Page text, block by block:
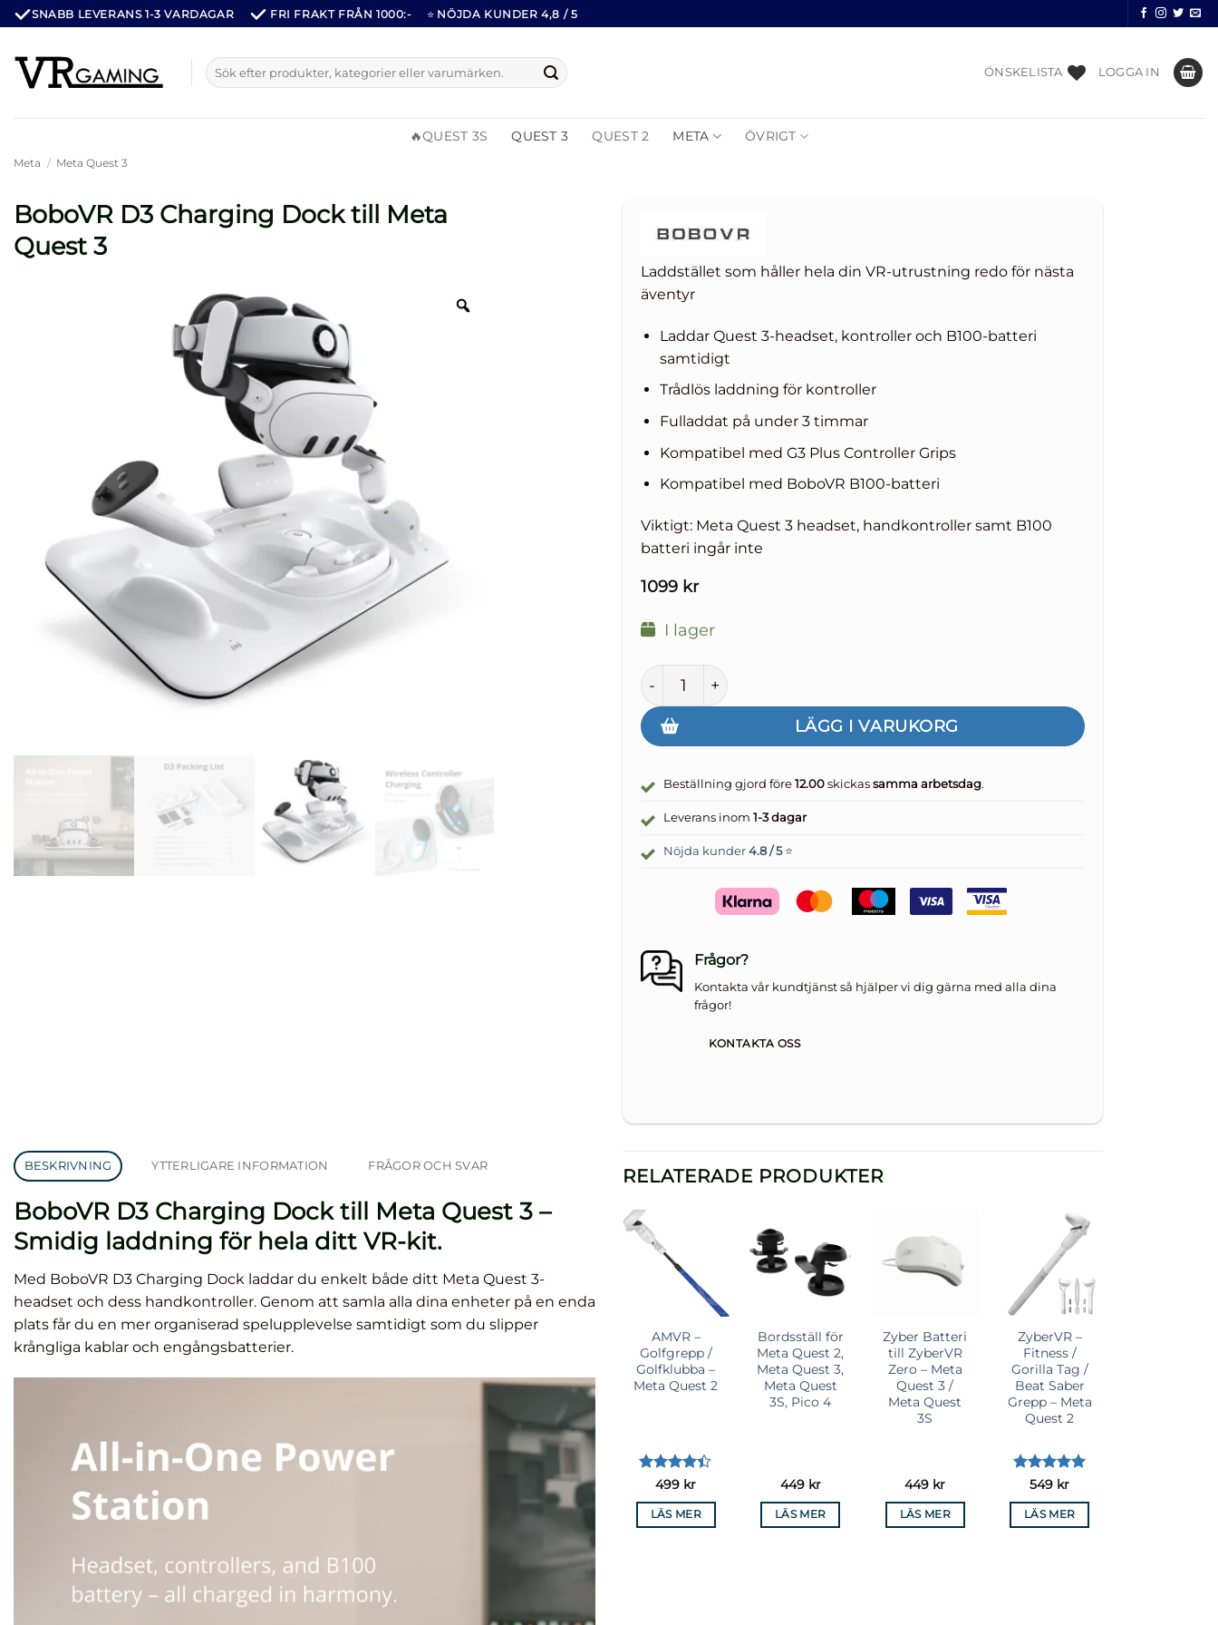
Hoppa
till
innehåll
SNABB LEVERANS 1-3 VARDAGAR FRI FRAKT FRÅN 1000:- ⭐ NÖJDA KUNDER 4,8 / 5
Sök
efter:
ÖNSKELISTA LOGGA IN
🔥QUEST 3S QUEST 3 QUEST 2 META ÖVRIGT
Meta / Meta Quest 3
BoboVR D3 Charging Dock till Meta
Quest 3
Laddstället som håller hela din VR-utrustning redo för nästa
äventyr
Laddar Quest 3-headset, kontroller och B100-batteri
samtidigt
Trådlös laddning för kontroller
Fulladdat på under 3 timmar
Kompatibel med G3 Plus Controller Grips
Kompatibel med BoboVR B100-batteri
Viktigt: Meta Quest 3 headset, handkontroller samt B100
batteri ingår inte
1099 kr
I lager
BoboVR D3 Charging Dock till Meta Quest 3 mängd
LÄGG I VARUKORG
Beställning gjord före 12.00 skickas samma arbetsdag.
Leverans inom 1-3 dagar
Nöjda kunder 4.8 / 5⭐
Frågor?
Kontakta vår kundtjänst så hjälper vi dig gärna med alla dina
frågor!
KONTAKTA OSS
BESKRIVNING YTTERLIGARE INFORMATION FRÅGOR OCH SVAR
BoboVR D3 Charging Dock till Meta Quest 3 –
Smidig laddning för hela ditt VR-kit.
Med BoboVR D3 Charging Dock laddar du enkelt både ditt Meta Quest 3-
headset och dess handkontroller. Genom att samla alla dina enheter på en enda
plats får du en mer organiserad spelupplevelse samtidigt som du slipper
krångliga kablar och engångsbatterier.
RELATERADE PRODUKTER
Lägg till i
önskelista
AMVR –
Golfgrepp /
Golfklubba –
Meta Quest 2
Betygsatt
499 kr
LÄS MER
Lägg till i
önskelista
Bordsställ för
Meta Quest 2,
Meta Quest 3,
Meta Quest
3S, Pico 4
449 kr
LÄS MER
önskelista
Zyber Batteri
till ZyberVR
Zero – Meta
Quest 3 /
Meta Quest
3S
449 kr
LÄS MER
Lägg till i
önskelista
ZyberVR –
Fitness /
Gorilla Tag /
Beat Saber
Grepp – Meta
Quest 2
Betygsatt
549 kr
LÄS MER
önskelista
BoboVR B2
Batteri till
4.5 av 5
LÄS MER
önskelista
Skydd i
silikon för
Den
produkten
önskelista
AMVR
önskelista
3S, Meta Quest
Betygsatt
4.1
av 5
199kr
ALTERNATIV
Den